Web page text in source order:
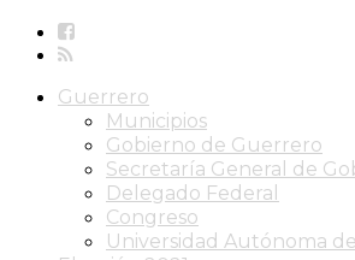
Guerrero
Municipios
Gobierno de Guerrero
Secretaría General de
Delegado Federal
Congreso
Universidad Autónoma